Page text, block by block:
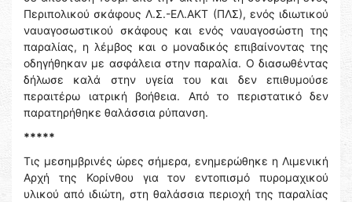
Περιπολικού σκάφους Λ.Σ.-ΕΛ.ΑΚΤ (ΠΛΣ), ενός ιδιωτικού
ναυαγοσωστικού σκάφους και ενός ναυαγοσώστη της
παραλίας, η λέμβος και ο μοναδικός επιβαίνοντας της
οδηγήθηκαν με ασφάλεια στην παραλία. Ο διασωθέντας
δήλωσε καλά στην υγεία του και δεν επιθυμούσε
περαιτέρω ιατρική βοήθεια. Από το περιστατικό δεν
παρατηρήθηκε θαλάσσια ρύπανση.
*****
Τις μεσημβρινές ώρες σήμερα, ενημερώθηκε η Λιμενική
Αρχή της Κορίνθου για τον εντοπισμό πυρομαχικού
υλικού από ιδιώτη, στη θαλάσσια περιοχή της παραλίας